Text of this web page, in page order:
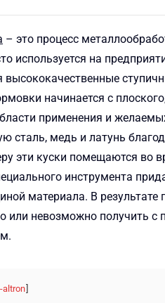
– это процесс
используется на
высококачественные
начинается с
применения и
медь и латунь
эти куски помещаются во
инструмента
материала. В
или невозможно получить с
altron